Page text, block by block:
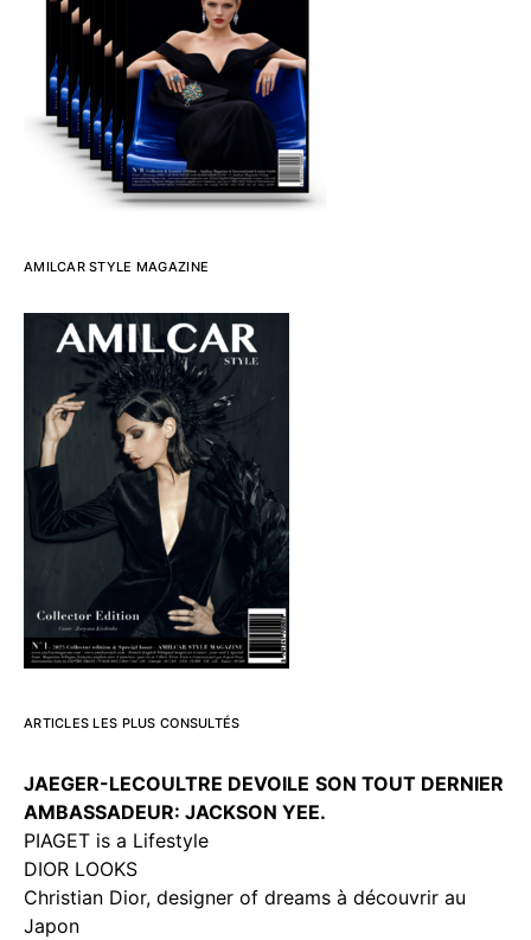
AMILCAR STYLE MAGAZINE
ARTICLES LES PLUS CONSULTÉS
JAEGER-LECOULTRE DEVOILE SON TOUT DERNIER
AMBASSADEUR: JACKSON YEE.
PIAGET is a Lifestyle
DIOR LOOKS
Christian Dior, designer of dreams à découvrir au
Japon